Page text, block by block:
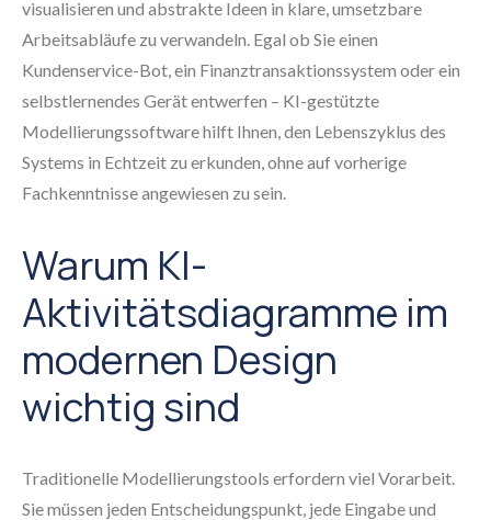
visualisieren und abstrakte Ideen in klare, umsetzbare
Arbeitsabläufe zu verwandeln. Egal ob Sie einen
Kundenservice-Bot, ein Finanztransaktionssystem oder ein
selbstlernendes Gerät entwerfen – KI-gestützte
Modellierungssoftware hilft Ihnen, den Lebenszyklus des
Systems in Echtzeit zu erkunden, ohne auf vorherige
Fachkenntnisse angewiesen zu sein.
Warum KI-
Aktivitätsdiagramme im
modernen Design
wichtig sind
Traditionelle Modellierungstools erfordern viel Vorarbeit.
Sie müssen jeden Entscheidungspunkt, jede Eingabe und